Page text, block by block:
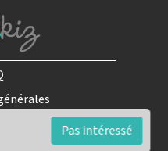
Pas intéressé